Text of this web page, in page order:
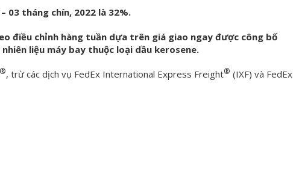
03 tháng chín, 2022 là 32%.
điều chỉnh hàng tuần dựa trên giá giao ngay được công bố
liệu máy bay thuộc loại dầu kerosene.
®, trừ các dịch vụ FedEx International Express Freight® (IXF) và FedEx